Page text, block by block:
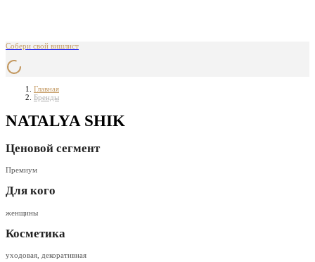
Собери свой вишлист
Главная
Бренды
NATALYA SHIK
Ценовой сегмент
Премиум
Для кого
женщины
Косметика
уходовая, декоративная